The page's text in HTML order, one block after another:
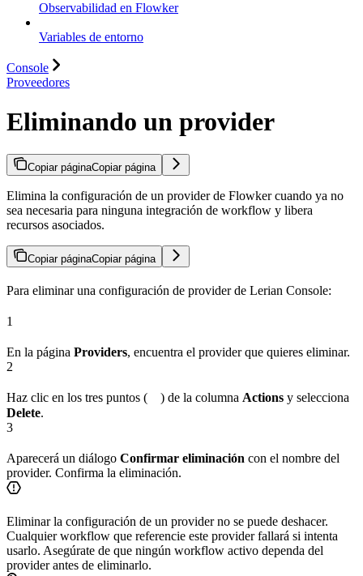
Observabilidad en Flowker
Variables de entorno
Console
Proveedores
Eliminando un provider
Copiar páginaCopiar página
Elimina la configuración de un provider de Flowker cuando ya no
sea necesaria para ninguna integración de workflow y libera
recursos asociados.
Copiar páginaCopiar página
Para eliminar una configuración de provider de Lerian Console:
1
En la página Providers, encuentra el provider que quieres eliminar.
2
Haz clic en los tres puntos ( ) de la columna Actions y selecciona
Delete.
3
Aparecerá un diálogo Confirmar eliminación con el nombre del
provider. Confirma la eliminación.
Eliminar la configuración de un provider no se puede deshacer.
Cualquier workflow que referencie este provider fallará si intenta
usarlo. Asegúrate de que ningún workflow activo dependa del
provider antes de eliminarlo.